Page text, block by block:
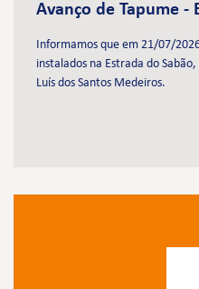
Avanço de Tapume -
Informamos que em 21/07/
instalados na Estrada do
Luís dos Santos Medeiros.